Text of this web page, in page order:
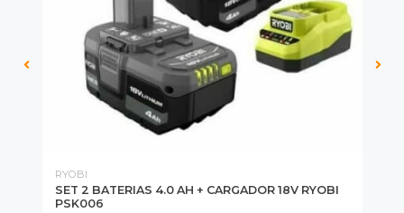
RYOBI
SET 2 BATERIAS 4.0 AH + CARGADOR 18V RYOBI
PSK006